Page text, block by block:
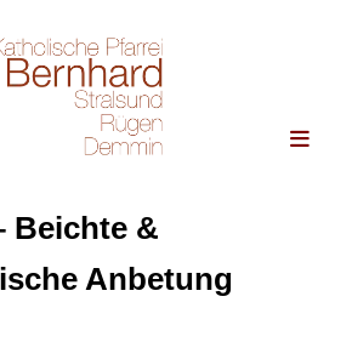
Beichte &
Anbetung